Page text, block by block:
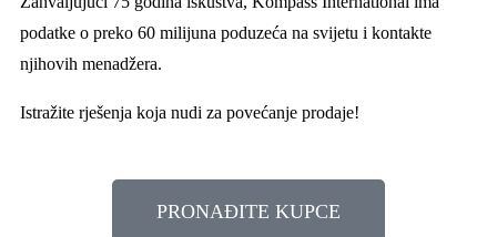
podatke o preko 60 milijuna poduzeća na svijetu i kontakte
njihovih menadžera.
Istražite rješenja koja nudi za povećanje prodaje!
PRONAĐITE KUPCE